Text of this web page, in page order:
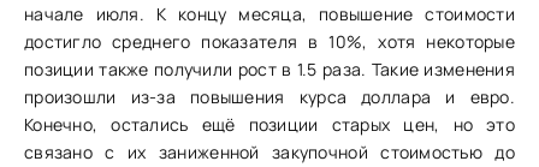
начале июля. К концу месяца, повышение стоимости
достигло среднего показателя в 10%, хотя некоторые
позиции также получили рост в 1.5 раза. Такие изменения
произошли из-за повышения курса доллара и евро.
Конечно, остались ещё позиции старых цен, но это
связано с их заниженной закупочной стоимостью до